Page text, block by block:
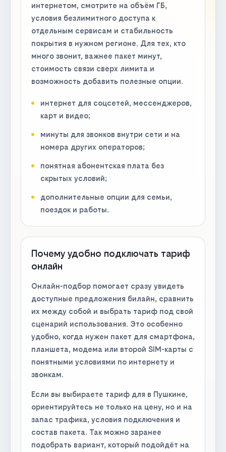
интернетом, смотрите на объём ГБ,
условия безлимитного доступа к
отдельным сервисам и стабильность
покрытия в нужном регионе. Для тех, кто
много звонит, важнее пакет минут,
стоимость связи сверх лимита и
возможность добавить полезные опции.
интернет для соцсетей, мессенджеров,
карт и видео;
минуты для звонков внутри сети и на
номера других операторов;
понятная абонентская плата без
скрытых условий;
дополнительные опции для семьи,
поездок и работы.
Почему удобно подключать тариф
онлайн
Онлайн-подбор помогает сразу увидеть
доступные предложения билайн, сравнить
их между собой и выбрать тариф под свой
сценарий использования. Это особенно
удобно, когда нужен пакет для смартфона,
планшета, модема или второй SIM-карты с
понятными условиями по интернету и
звонкам.
Если вы выбираете тариф для в Пушкине,
ориентируйтесь не только на цену, но и на
запас трафика, условия подключения и
состав пакета. Так можно заранее
подобрать вариант, который подойдёт на